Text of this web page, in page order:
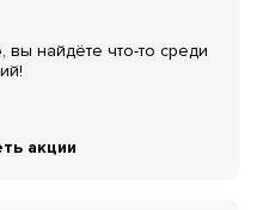
найдёте что-то среди
акции